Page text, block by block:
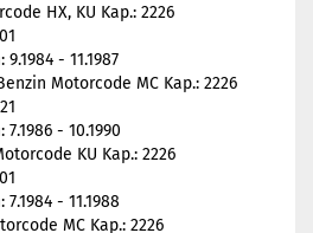
HX, KU Kap.: 2226
- 11.1987
Motorcode MC Kap.: 2226
- 10.1990
KU Kap.: 2226
- 11.1988
MC Kap.: 2226